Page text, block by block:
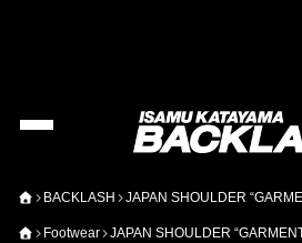
BACKLASH JAPAN SHOULDER
Footwear JAPAN SHOULDER